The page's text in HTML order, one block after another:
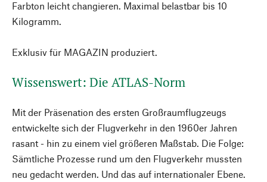
Farbton leicht changieren. Maximal belastbar bis 10
Kilogramm.
Exklusiv für MAGAZIN produziert.
Wissenswert: Die ATLAS-Norm
Mit der Präsenation des ersten Großraumflugzeugs
entwickelte sich der Flugverkehr in den 1960er Jahren
rasant - hin zu einem viel größeren Maßstab. Die Folge:
Sämtliche Prozesse rund um den Flugverkehr mussten
neu gedacht werden. Und das auf internationaler Ebene.